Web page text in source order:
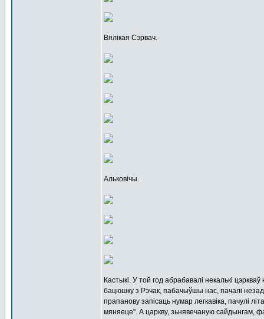
Вялікая Сэрвач.
Альковічы.
Кастыкі. У той год абрабавалі некалькі
бацюшку з Рэчак, пабачыўшы нас, пачалі
прапанову запісаць нумар легкавіка,
мяняеце". А царкву, зьнявечаную сайдынгам,